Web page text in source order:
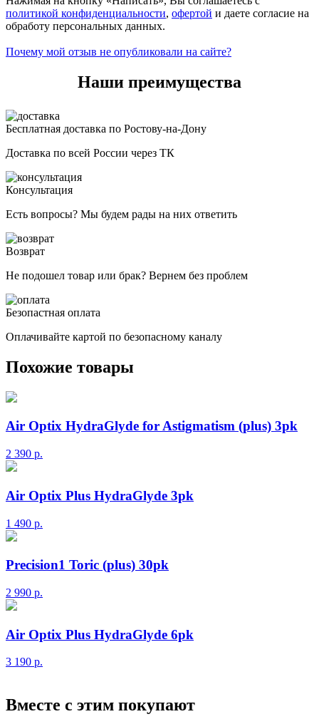
политикой конфиденциальности, офертой и даете согласие на
обработу персональных данных.
Почему мой отзыв не опубликовали на сайте?
Наши преимущества
Бесплатная доставка по Ростову-на-Дону
Доставка по всей России через ТК
Консультация
Есть вопросы? Мы будем рады на них ответить
Возврат
Не подошел товар или брак? Вернем без проблем
Безопастная оплата
Оплачивайте картой по безопасному каналу
Похожие товары
Air Optix HydraGlyde for Astigmatism (plus) 3pk
2 390 р.
Air Optix Plus HydraGlyde 3pk
1 490 р.
Precision1 Toric (plus) 30pk
2 990 р.
Air Optix Plus HydraGlyde 6pk
3 190 р.
Вместе с этим покупают